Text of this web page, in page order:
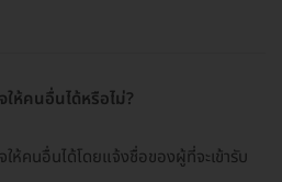
ห้คนอื่นได้หรือไม่?
ห้คนอื่นได้โดยแจ้งชื่อของผู้ที่จะเข้ารับ